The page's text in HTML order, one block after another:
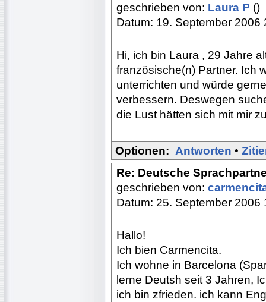
geschrieben von: Laura P ()
Datum: 19. September 2006
Hi, ich bin Laura , 29 Jahre
französische(n) Partner. Ich
unterrichten und würde
verbessern. Deswegen
die Lust hätten sich mit mir
Optionen: Antworten •
Re: Deutsche
geschrieben von:
Datum: 25. September 2006
Hallo!
Ich bien Carmencita.
Ich wohne in Barcelona
lerne Deutsh seit 3 Jahren,
ich bin zfrieden. ich kann